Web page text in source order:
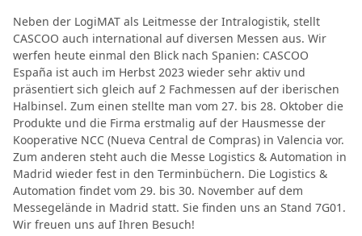
Neben der LogiMAT als Leitmesse der Intralogistik, stellt
CASCOO auch international auf diversen Messen aus. Wir
werfen heute einmal den Blick nach Spanien: CASCOO
España ist auch im Herbst 2023 wieder sehr aktiv und
präsentiert sich gleich auf 2 Fachmessen auf der iberischen
Halbinsel. Zum einen stellte man vom 27. bis 28. Oktober die
Produkte und die Firma erstmalig auf der Hausmesse der
Kooperative NCC (Nueva Central de Compras) in Valencia vor.
Zum anderen steht auch die Messe Logistics & Automation in
Madrid wieder fest in den Terminbüchern. Die Logistics &
Automation findet vom 29. bis 30. November auf dem
Messegelände in Madrid statt. Sie finden uns an Stand 7G01.
Wir freuen uns auf Ihren Besuch!